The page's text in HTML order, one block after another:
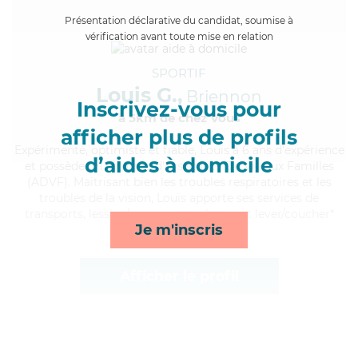
Présentation déclarative du candidat, soumise à
vérification avant toute mise en relation
Inscrivez-vous pour
afficher plus de profils
d’aides à domicile
Je m'inscris
SPORTIF
Louis G., Briennon
à 5km de chez Vous
, optimiste et fiable, Louis a 6 ans d'expérience
et possède un diplôme d'Assistante De Vie aux Familles
transports, lessive/repassage, ménage et lever/coucher*